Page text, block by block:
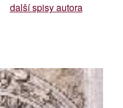
další spisy autora